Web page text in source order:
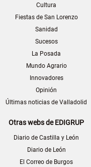
Cultura
Fiestas de San Lorenzo
Sanidad
Sucesos
La Posada
Mundo Agrario
Innovadores
Opinión
Últimas noticias de Valladolid
Otras webs de EDIGRUP
Diario de Castilla y León
Diario de León
El Correo de Burgos